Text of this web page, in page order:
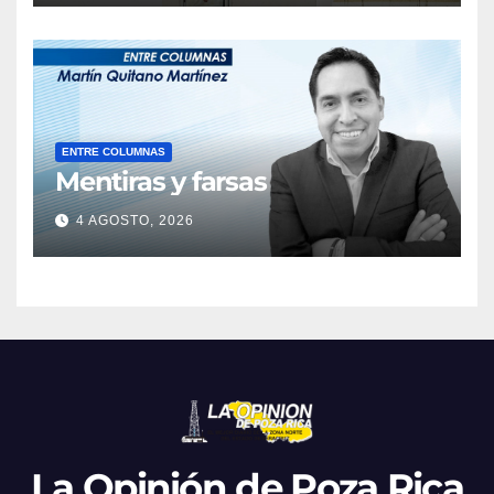
ENTRE COLUMNAS
Mentiras y farsas
4 AGOSTO, 2026